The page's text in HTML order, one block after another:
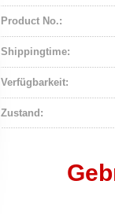
Product No.:
Shippingtime:
Verfügbarkeit:
Zustand: